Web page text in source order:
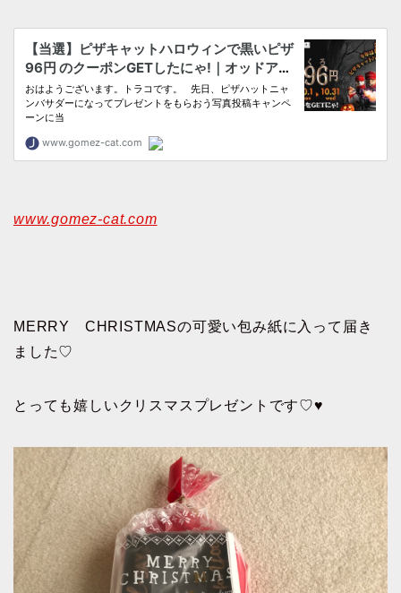
www.gomez-cat.com
MERRY CHRISTMASの可愛い包み紙に入って届き
ました♡
とっても嬉しいクリスマスプレゼントです♡♥